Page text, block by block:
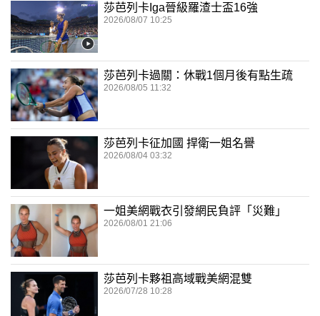
莎芭列卡Iga晉級羅渣士盃16強
2026/08/07 10:25
莎芭列卡過關：休戰1個月後有點生疏
2026/08/05 11:32
莎芭列卡征加國 捍衛一姐名譽
2026/08/04 03:32
一姐美網戰衣引發網民負評「災難」
2026/08/01 21:06
莎芭列卡夥祖高域戰美網混雙
2026/07/28 10:28